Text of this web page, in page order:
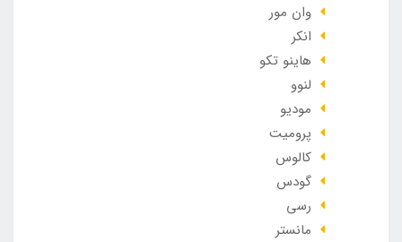
وان مور
انکر
هاینو تکو
لنوو
مودیو
پرومیت
کالوس
گودس
رسی
مانستر